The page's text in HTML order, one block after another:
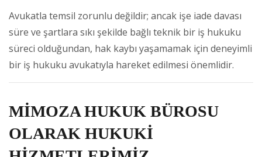
Avukatla temsil zorunlu değildir; ancak işe iade davası
süre ve şartlara sıkı şekilde bağlı teknik bir iş hukuku
süreci olduğundan, hak kaybı yaşamamak için deneyimli
bir iş hukuku avukatıyla hareket edilmesi önemlidir.
MİMOZA HUKUK BÜROSU
OLARAK HUKUKİ